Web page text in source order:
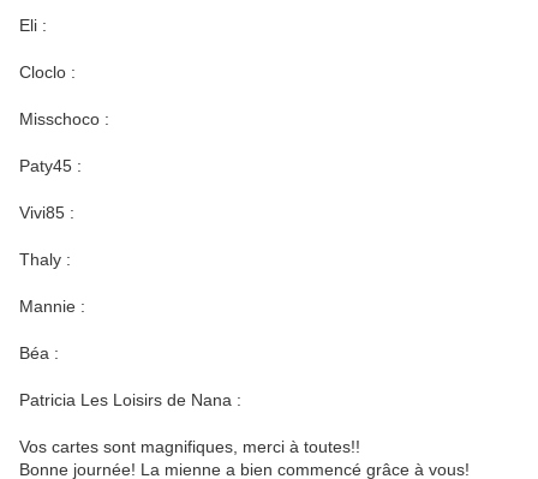
Eli :
Cloclo :
Misschoco :
Paty45 :
Vivi85 :
Thaly :
Mannie :
Béa :
Patricia Les Loisirs de Nana :
Vos cartes sont magnifiques, merci à toutes!!
Bonne journée! La mienne a bien commencé grâce à vous!